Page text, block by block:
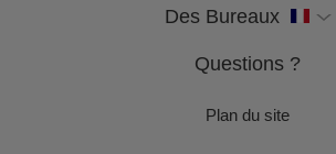
Des Bureaux
Questions ?
Plan du site